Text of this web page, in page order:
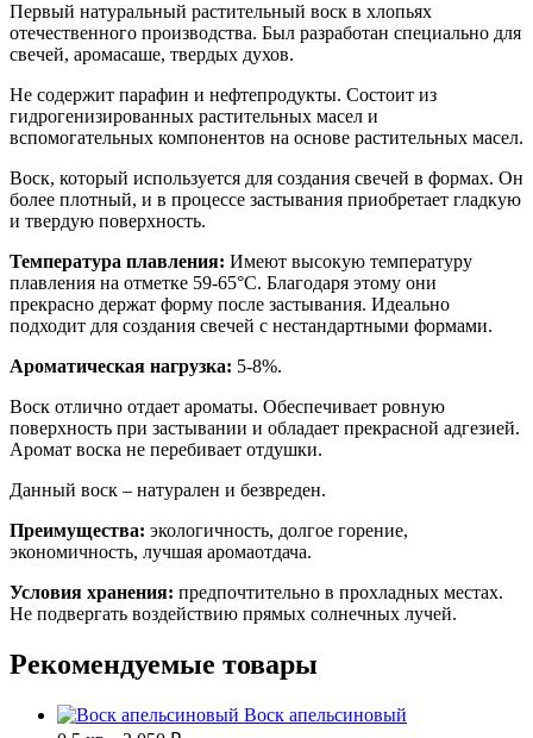
Первый натуральный растительный воск в хлопьях
отечественного производства. Был разработан специально для
свечей, аромасаше, твердых духов.
Не содержит парафин и нефтепродукты. Состоит из
гидрогенизированных растительных масел и
вспомогательных компонентов на основе растительных масел.
Воск, который используется для создания свечей в формах. Он
более плотный, и в процессе застывания приобретает гладкую
и твердую поверхность.
Температура плавления: Имеют высокую температуру
плавления на отметке 59-65°C. Благодаря этому они
прекрасно держат форму после застывания. Идеально
подходит для создания свечей с нестандартными формами.
Ароматическая нагрузка: 5-8%.
Воск отлично отдает ароматы. Обеспечивает ровную
поверхность при застывании и обладает прекрасной адгезией.
Аромат воска не перебивает отдушки.
Данный воск – натурален и безвреден.
Преимущества: экологичность, долгое горение,
экономичность, лучшая аромаотдача.
Условия хранения: предпочтительно в прохладных местах.
Не подвергать воздействию прямых солнечных лучей.
Рекомендуемые товары
Воск апельсиновый